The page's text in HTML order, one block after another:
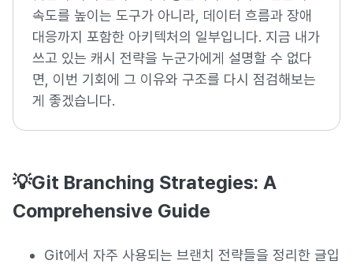
속도를 높이는 도구가 아니라, 데이터 흐름과 장애
대응까지 포함한 아키텍처의 일부입니다. 지금 내가
쓰고 있는 캐시 전략을 누군가에게 설명할 수 없다
면, 이번 기회에 그 이유와 구조를 다시 점검해보는
게 좋겠습니다.
💡Git Branching Strategies: A
Comprehensive Guide
Git에서 자주 사용되는 브랜치 전략들을 정리한 글입